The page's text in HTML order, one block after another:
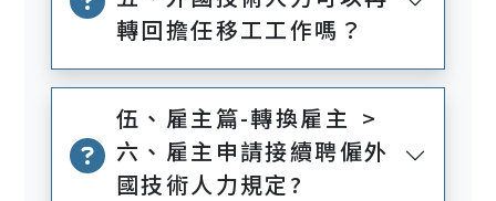
轉回擔任移工工作嗎？
伍、雇主篇-轉換雇主 >
六、雇主申請接續聘僱外
國技術人力規定?